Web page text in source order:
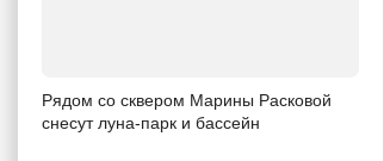
Рядом со сквером Марины Расковой
снесут луна-парк и бассейн